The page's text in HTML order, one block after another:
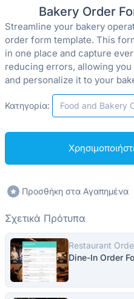
Bakery Order
Streamline your bakery
order form template. This
in one place and capture
reducing errors, allowing
and personalize it to your
Κατηγορία: Food and Bakery
Προσθήκη στα Αγαπημένα
Σχετικά Πρότυπα
Restaurant
Dine-In Order